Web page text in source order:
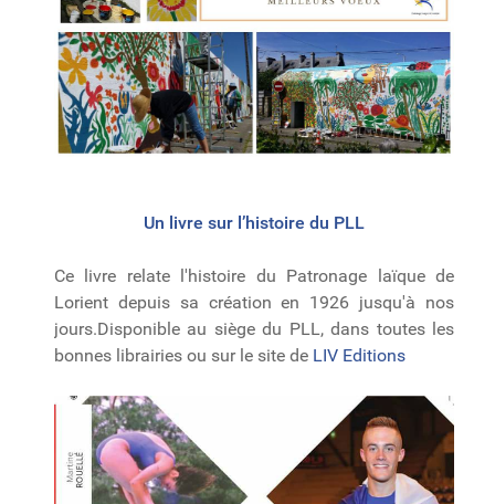
Un livre sur l’histoire du PLL
Ce livre relate l'histoire du Patronage laïque de
Lorient depuis sa création en 1926 jusqu'à nos
jours.Disponible au siège du PLL, dans toutes les
bonnes librairies ou sur le site de LIV Editions